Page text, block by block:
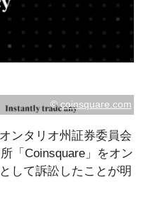
©coinsquare.com
ンタリオ州証券委員会
「Coinsquare」をオン
して訴訟したことが明